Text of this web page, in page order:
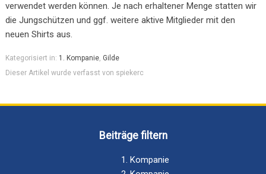
verwendet werden können. Je nach erhaltener Menge statten wir
die Jungschützen und ggf. weitere aktive Mitglieder mit den
neuen Shirts aus.
Kategorisiert in: 1. Kompanie, Gilde
Dieser Artikel wurde verfasst von spiekerc
Beiträge filtern
1. Kompanie